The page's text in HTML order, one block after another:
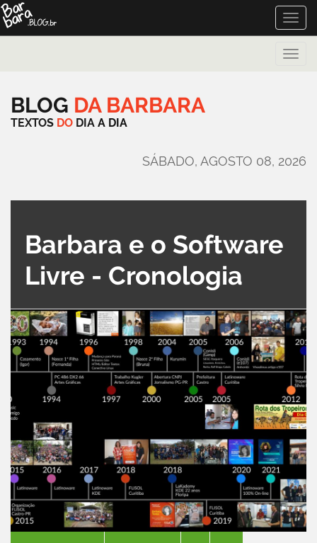
Toggle
Toggle
BLOG DA BARBARA
TEXTOS DO DIA A DIA
SÁBADO, AGOSTO 08, 2026
Barbara e o Software
Livre - Cronologia